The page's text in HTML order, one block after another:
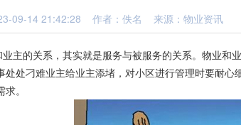
09-14 21:42:28 作者：佚名 来源：物业资讯
主的关系，其实就是服务与被服务的关系。物业和
处处刁难业主给业主添堵，对小区进行管理时要耐
。